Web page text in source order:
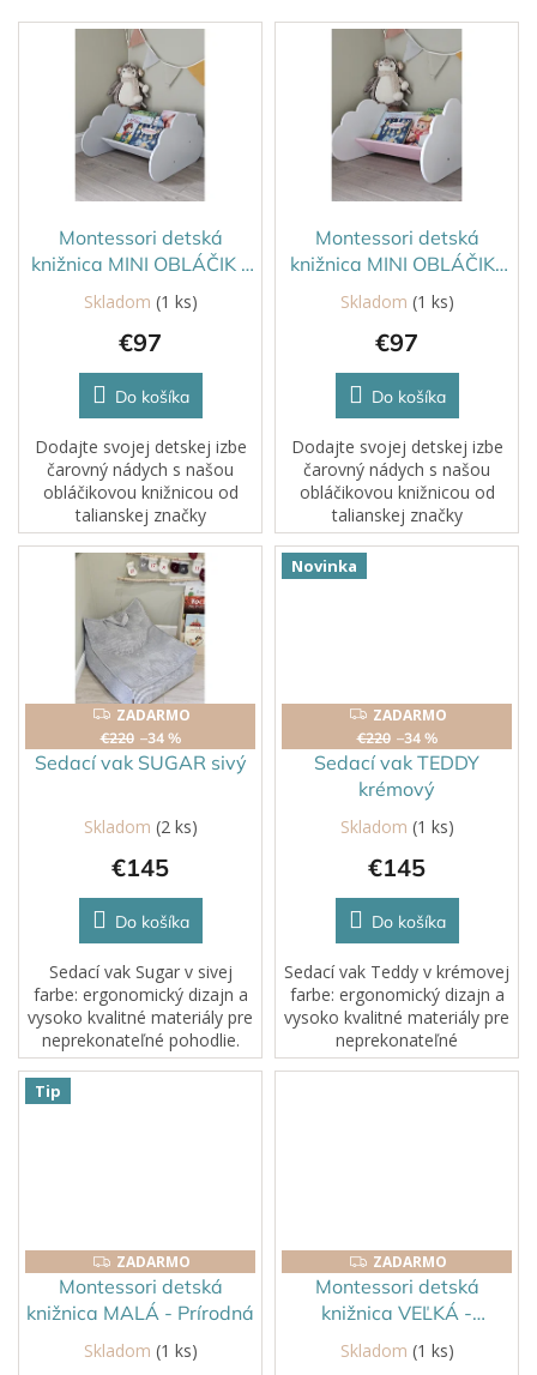
V
Montessori detská
knižnica MINI OBLÁČIK -
Sivá
Skladom (1 ks)
€97
Do košíka
Dodajte svojej detskej izbe
čarovný nádych s našou
obláčikovou knižnicou od
talianskej značky
YokoTower.Je to praktický a
dekoratívny kus nábytku,
ktorý podporuje
nezávislosť a...
Montessori detská
knižnica MINI OBLÁČIK-
bielo/ružová
Skladom (1 ks)
€97
Do košíka
Dodajte svojej detskej izbe
čarovný nádych s našou
obláčikovou knižnicou od
talianskej značky
YokoTower.Je to praktický a
dekoratívny kus nábytku,
ktorý podporuje
ZADARMO
ZADARMO
€220 –34 %
Sedací vak SUGAR sivý
Skladom (2 ks)
€145
Do košíka
Sedací vak Sugar v sivej
farbe: ergonomický dizajn a
vysoko kvalitné materiály pre
neprekonateľné pohodlie.
Ľahké a ľahko prenosné
kreslo je ideálnym
spoločníkom pre chvíle
Novinka
ZADARMO
ZADARMO
€220 –34 %
Sedací vak TEDDY
krémový
Skladom (1 ks)
€145
Do košíka
Sedací vak Teddy v krémovej
farbe: ergonomický dizajn a
vysoko kvalitné materiály pre
neprekonateľné
pohodlie. Ľahké a ľahko
Tip
ZADARMO
ZADARMO
Montessori detská
knižnica MALÁ - Prírodná
Skladom (1 ks)
ZADARMO
ZADARMO
Montessori detská
knižnica VEĽKÁ -
Prírodná
Skladom (1 ks)